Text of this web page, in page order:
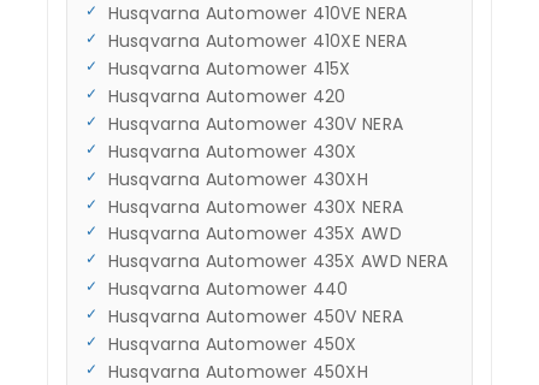
Husqvarna Automower 410VE NERA
Husqvarna Automower 410XE NERA
Husqvarna Automower 415X
Husqvarna Automower 420
Husqvarna Automower 430V NERA
Husqvarna Automower 430X
Husqvarna Automower 430XH
Husqvarna Automower 430X NERA
Husqvarna Automower 435X AWD
Husqvarna Automower 435X AWD NERA
Husqvarna Automower 440
Husqvarna Automower 450V NERA
Husqvarna Automower 450X
Husqvarna Automower 450XH